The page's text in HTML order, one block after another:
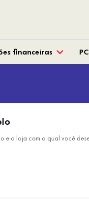
financeiras
e a loja com a qual você